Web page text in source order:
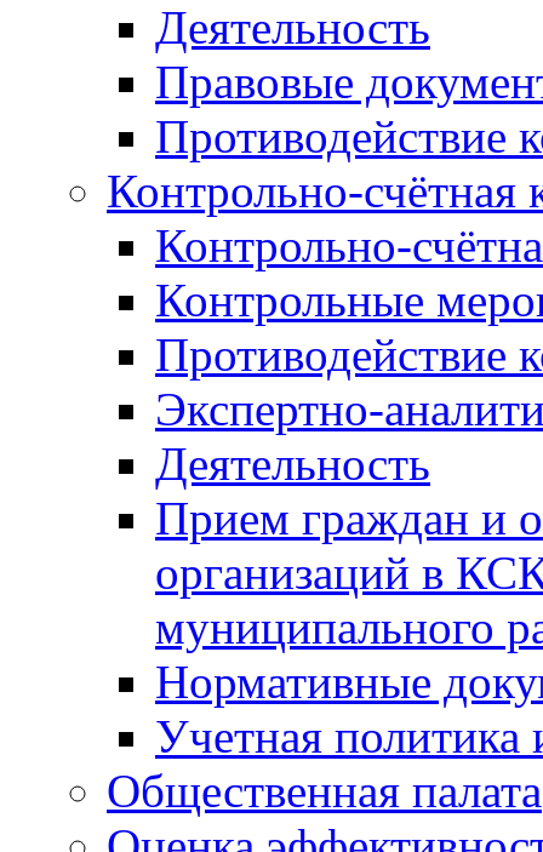
Деятельность
Правовые
Противодействие
Контрольно-счётная
Контрольно-
Контрольные
Противодействие
Экспертно-
Деятельность
Прием граждан и
организаций в
муниципального
Нормативные
Учетная политика
Общественная палата